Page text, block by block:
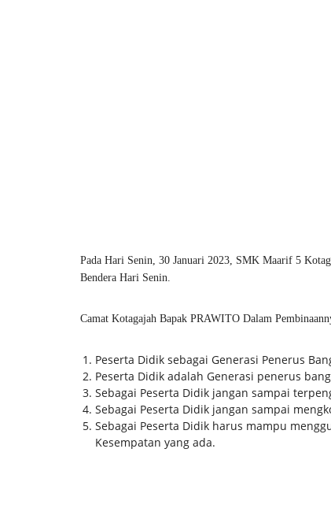
Pada Hari Senin, 30 Januari 2023, SMK Maarif 5
Bendera Hari Senin.
Camat Kotagajah Bapak PRAWITO Dalam
Peserta Didik sebagai Generasi Penerus
Peserta Didik adalah Generasi penerus
Sebagai Peserta Didik jangan sampai
Sebagai Peserta Didik jangan sampai
Sebagai Peserta Didik harus mampu
Kesempatan yang ada.